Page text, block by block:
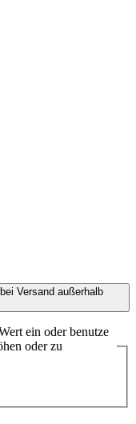
Versand außerhalb
ein oder benutze
oder zu